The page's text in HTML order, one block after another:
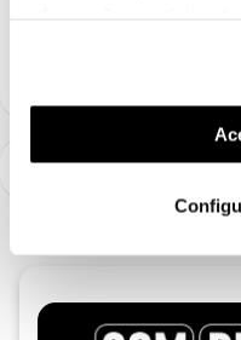
funcionalidades
funcionalidade) e
(cookies de publicidade
utilização dos cookies